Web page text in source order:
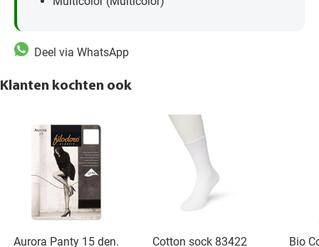
Deel via WhatsApp
Klanten kochten ook
Aurora Panty 15 den.
Cotton sock 83422
Bio